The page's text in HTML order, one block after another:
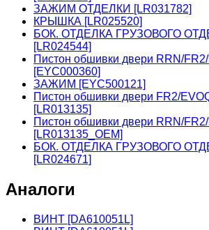
ЗАЖИМ ОТДЕЛКИ [LR031782]
КРЫШКА [LR025520]
БОК. ОТДЕЛКА ГРУЗОВОГО
[LR024544]
Пистон обшивки двери RRN/
[EYC000360]
ЗАЖИМ [EYC500121]
Пистон обшивки двери FR2/
[LR013135]
Пистон обшивки двери RRN/
[LR013135_OEM]
БОК. ОТДЕЛКА ГРУЗОВОГО
[LR024671]
Аналоги
ВИНТ [DA610051L]